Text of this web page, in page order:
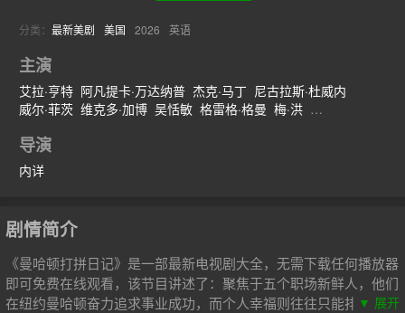
分类： 最新美剧 美国 2026 英语
主演
艾拉·亨特 阿凡提卡·万达纳普 杰克·马丁 尼古拉斯·杜威内
威尔·菲茨 维克多·加博 吴恬敏 格雷格·格曼 梅·洪
艾米莉亚·苏亚雷斯
朱迪·戈德
导演
内详
剧情简介
《曼哈顿打拼日记》是一部最新电视剧大全，无需下载任何播放器
即可免费在线观看，该节目讲述了：聚焦于五个职场新鲜人，他们
在纽约曼哈顿奋力追求事业成功，而个人幸福则往往只能排在职业
▼ 展开